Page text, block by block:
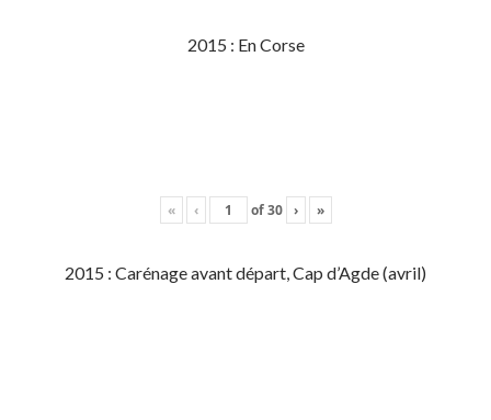
2015 : En Corse
« ‹ of30 › »
2015 : Carénage avant départ, Cap d’Agde (avril)